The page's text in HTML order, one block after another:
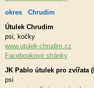
okres Chrudim
Útulek Chrudim
psi, kočky
www.utulek-chrudim.cz
Facebookové stránky
JK Pablo útulek pro zvířata
psi